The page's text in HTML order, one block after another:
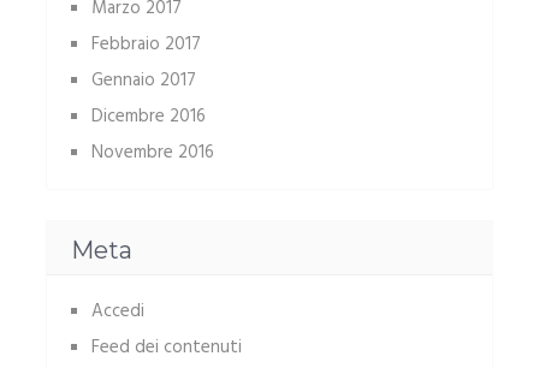
Marzo 2017
Febbraio 2017
Gennaio 2017
Dicembre 2016
Novembre 2016
Meta
Accedi
Feed dei contenuti